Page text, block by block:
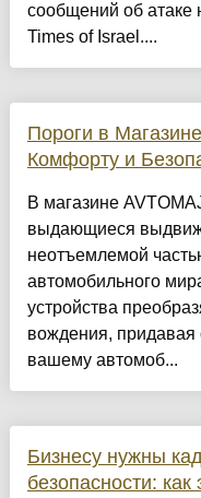
сообщений об
Times of Israel....
Пороги в
Комфорту и
В магазине
выдающиеся
неотъемлемой
автомобильного
устройства
вождения, придавая
вашему автомоб...
Бизнесу нужны
безопасности: